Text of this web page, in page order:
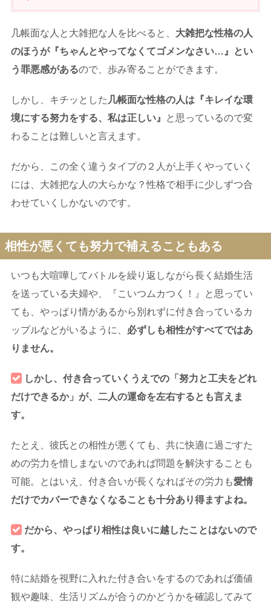
几帳面な人と大雑把な人を比べると、 大雑把な性格の人
のほうが『ちゃんとやってなくてゴメンなさい…』とい
う罪悪感があるので、歩み寄ることができます。
しかし、キチッとした 几帳面な性格の人は『キレイな環
境にする努力をする、私は正しい』
と思っているので変
わることは難しいと言えます。
だから、この全く違うタイプの２人が上手くやっていく
には、大雑把な人の大らかな？性格で相手に少しずつ合
わせていくしかないのです。
相性が悪くても努力で補えることもある
いつも大喧嘩してバトルを繰り返しながら長く結婚生活
を送っている夫婦や、『こいつムカつく！』と思ってい
ても、やっぱり情があるから別れずに付き合っているカ
ップルなどがいるように、 必ずしも相性がすべてではあ
りません。
しかし、付き合っていくうえでの「努力と工夫をどれ
だけできるか」が、二人の運命を左右するとも言えま
す。
たとえ、彼氏との相性が悪くても、共に快適に過ごすた
めの労力を惜しまないのであれば問題を解決することも
可能。とはいえ、付き合いが長くなればその労力も愛情
だけでカバーできなくなることも十分あり得ますよね。
だから、やっぱり相性は良いに越したことはないので
す。
特に結婚を視野に入れた付き合いをするのであれば価値
観や趣味、生活リズムが合うのかどうかを確認してみて